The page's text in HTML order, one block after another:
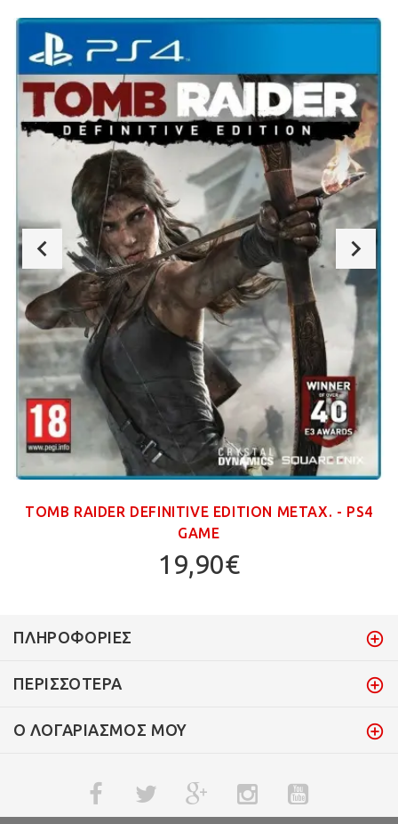
TOMB RAIDER DEFINITIVE EDITION ΜΕΤΑΧ. - PS4
GAME
19,90€
ΠΛΗΡΟΦΟΡΊΕΣ
ΠΕΡΙΣΣΌΤΕΡΑ
Ο ΛΟΓΑΡΙΑΣΜΌΣ ΜΟΥ